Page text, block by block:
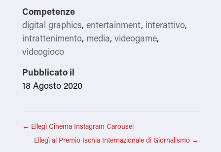
Competenze
digital graphics, entertainment, interattivo,
intrattenimento, media, videogame,
videogioco
Pubblicato il
18 Agosto 2020
← Ellegì Cinema Instagram Carousel
Ellegì al Premio Ischia Internazionale di Giornalismo →